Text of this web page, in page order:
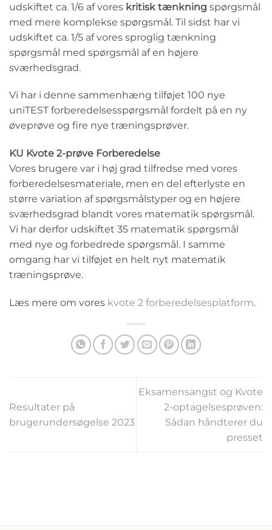
udskiftet ca. 1/6 af vores kritisk tænkning spørgsmål
med mere komplekse spørgsmål. Til sidst har vi
udskiftet ca. 1/5 af vores sproglig tænkning
spørgsmål med spørgsmål af en højere
sværhedsgrad.
Vi har i denne sammenhæng tilføjet 100 nye
uniTEST forberedelsesspørgsmål fordelt på en ny
øveprøve og fire nye træningsprøver.
KU Kvote 2-prøve Forberedelse
Vores brugere var i høj grad tilfredse med vores
forberedelsesmateriale, men en del efterlyste en
større variation af spørgsmålstyper og en højere
sværhedsgrad blandt vores matematik spørgsmål.
Vi har derfor udskiftet 35 matematik spørgsmål
med nye og forbedrede spørgsmål. I samme
omgang har vi tilføjet en helt nyt matematik
træningsprøve.
Læs mere om vores kvote 2 forberedelsesplatform.
Resultater på
brugerundersøgelse 2023
Eksamensangst og Kvote
2-optagelsesprøven:
Sådan håndterer du
presset